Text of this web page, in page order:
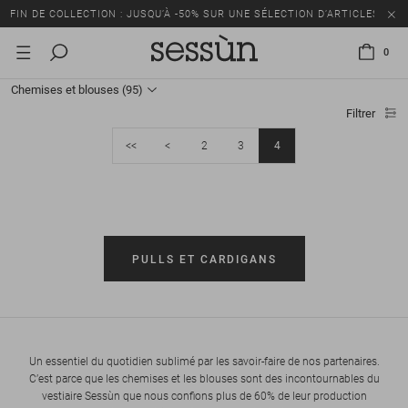
FIN DE COLLECTION : JUSQU’À -50% SUR UNE SÉLECTION D’ARTICLES
0
Chemises et blouses (95)
Filtrer
<< < 2 3 4
PULLS ET CARDIGANS
Un essentiel du quotidien sublimé par les savoir-faire de nos partenaires.
C’est parce que les chemises et les blouses sont des incontournables du
vestiaire Sessùn que nous confions plus de 60% de leur production